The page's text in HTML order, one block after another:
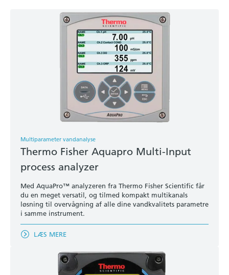
Multiparameter vandanalyse
Thermo Fisher Aquapro Multi-Input
process analyzer
Med AquaPro™ analyzeren fra Thermo Fisher Scientific får
du en meget versatil, og tilmed kompakt multikanals
løsning til overvågning af alle dine vandkvalitets parametre
i samme instrument.
LÆS MERE